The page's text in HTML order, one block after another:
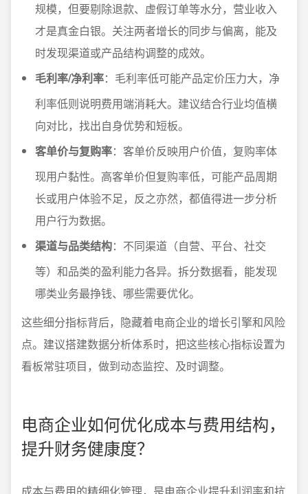
规模，但要剔除退款、虚假订单等水分，营业收入
才是真金白银。关注两者增长的同步与偏离，能及
时发现渠道或产品结构调整的成效。
毛利率/净利率：毛利率低可能产品定价压力大，净
利率低则说明费用端消耗大。建议结合行业均值横
向对比，找出自身优势和短板。
客单价与复购率：客单价反映用户价值，复购率体
现用户黏性。高客单价但复购率低，可能产品周期
长或用户体验不足，反之亦然，都值得进一步分析
用户行为数据。
渠道与品类结构：不同渠道（自营、平台、社交
等）和品类的盈利能力各异。拆分数据看，能发现
哪类业务最挣钱、哪些需要优化。
这些细分指标背后，隐藏着电商企业的增长引擎和风险
点。建议搭建数据分析体系时，把这些核心指标设置为
看板常驻项目，做到动态监控、及时调整。
电商企业如何优化成本与费用结构，
提升财务健康度？